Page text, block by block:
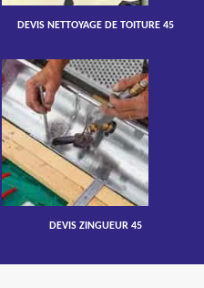
DEVIS NETTOYAGE DE TOITURE 45
DEVIS ZINGUEUR 45